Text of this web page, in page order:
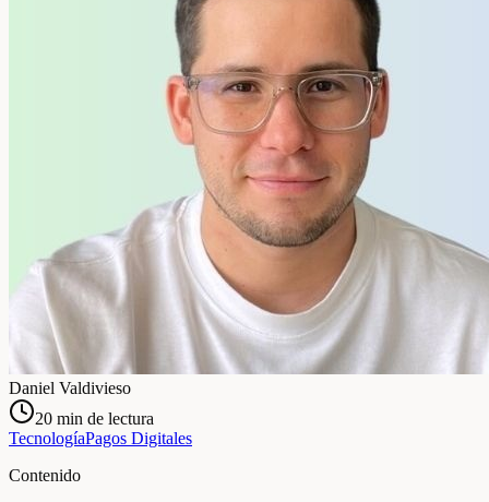
Daniel Valdivieso
20 min de lectura
TecnologíaPagos Digitales
Contenido